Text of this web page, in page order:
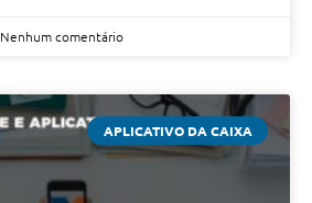
Nenhum comentário
APLICATIVO DA CAIXA